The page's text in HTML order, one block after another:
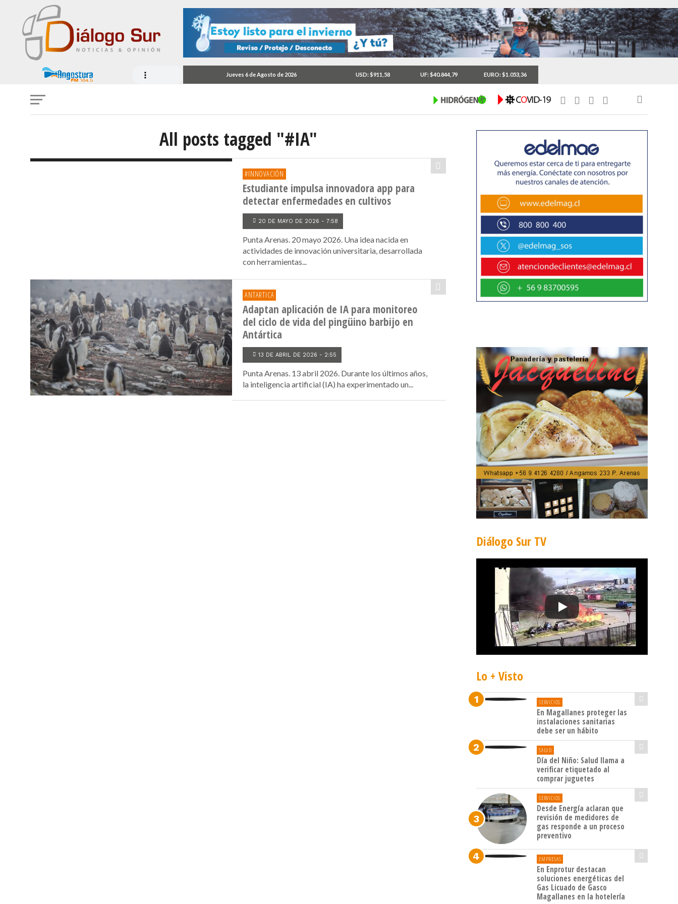
Jueves 6 de Agosto de 2026 USD: $911,58 UF: $40.844,79 EURO: $1.053,36
All posts tagged "#IA"
#INNOVACIÓN
Estudiante impulsa innovadora app para
detectar enfermedades en cultivos
20 DE MAYO DE 2026 - 7:58
Punta Arenas. 20 mayo 2026. Una idea nacida en
actividades de innovación universitaria, desarrollada
con herramientas...
ANTARTICA
Adaptan aplicación de IA para monitoreo
del ciclo de vida del pingüino barbijo en
Antártica
13 DE ABRIL DE 2026 - 2:55
Punta Arenas. 13 abril 2026. Durante los últimos años,
la inteligencia artificial (IA) ha experimentado un...
Diálogo Sur TV
Lo + Visto
SERVICIOS
En Magallanes proteger las
instalaciones sanitarias
debe ser un hábito
SALUD
Día del Niño: Salud llama a
verificar etiquetado al
comprar juguetes
SERVICIOS
Desde Energía aclaran que
revisión de medidores de
gas responde a un proceso
preventivo
EMPRESAS
En Enprotur destacan
soluciones energéticas del
Gas Licuado de Gasco
Magallanes en la hotelería